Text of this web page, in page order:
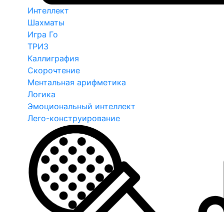
Интеллект
Шахматы
Игра Го
ТРИЗ
Каллиграфия
Скорочтение
Ментальная арифметика
Логика
Эмоциональный интеллект
Лего-конструирование